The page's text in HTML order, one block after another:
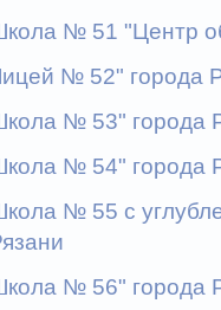
№ 51 "Центр
№ 52" города
№ 53" города
№ 54" города
№ 55 с
№ 56" города